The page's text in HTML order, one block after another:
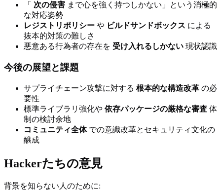
「 次の侵害 まで心を強く持つしかない」という消極的
な対応姿勢
レジストリポリシー や ビルドサンドボックス による
抜本的対策の難しさ
悪意ある行為者の存在を 受け入れるしかない 現状認識
今後の展望と課題
サプライチェーン攻撃に対する 根本的な構造改革 の必
要性
標準ライブラリ強化や 依存パッケージの厳格な審査 体
制の検討余地
コミュニティ全体での意識改革とセキュリティ文化の
醸成
Hackerたちの意見
背景を知らない人のために: